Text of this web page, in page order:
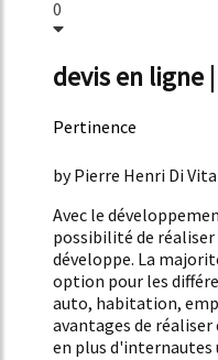
0
devis en ligne
Pertinence
by Pierre Henri Di Vita
Avec le
possibilité de réaliser
développe. La
option pour les
auto, habitation,
avantages de réaliser
en plus